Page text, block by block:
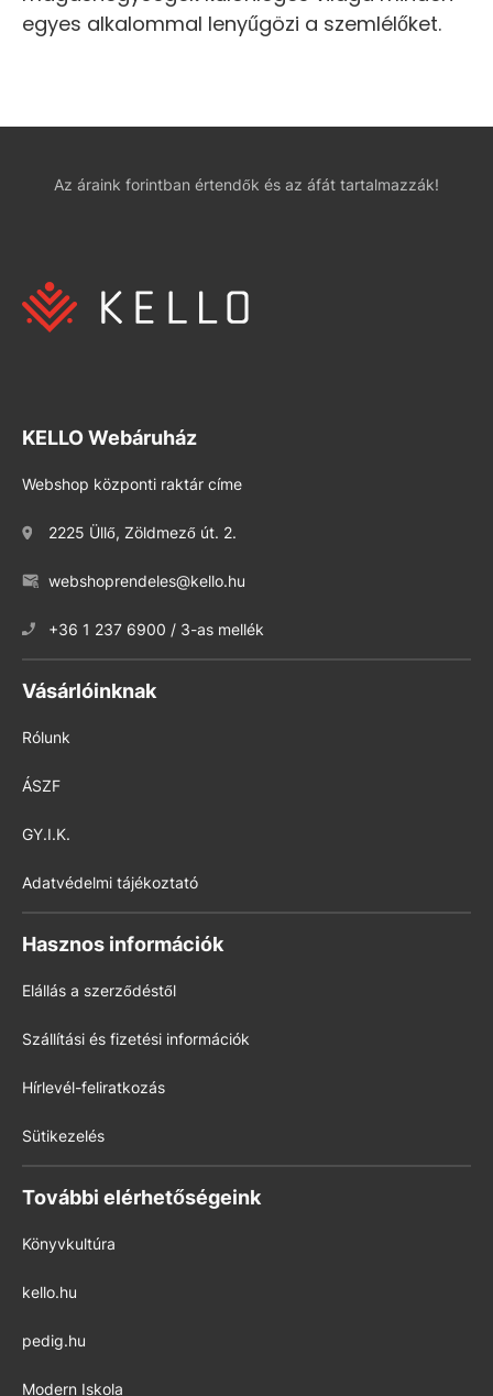
egyes alkalommal lenyűgözi a szemlélőket.
Az áraink forintban értendők és az áfát tartalmazzák!
KELLO Webáruház
Webshop központi raktár címe
2225 Üllő, Zöldmező út. 2.
webshoprendeles@kello.hu
+36 1 237 6900 / 3-as mellék
Vásárlóinknak
Rólunk
ÁSZF
GY.I.K.
Adatvédelmi tájékoztató
Hasznos információk
Elállás a szerződéstől
Szállítási és fizetési információk
Hírlevél-feliratkozás
Sütikezelés
További elérhetőségeink
Könyvkultúra
kello.hu
pedig.hu
Modern Iskola